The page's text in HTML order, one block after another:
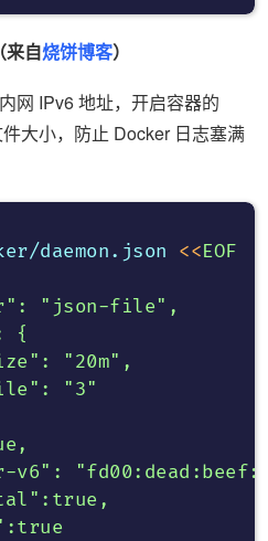
来自烧饼博客）
网 IPv6 地址，开启容器的
大小，防止 Docker 日志塞满
daemon.json <<EOF
"json-file",
{
"20m",
"3"
v6":